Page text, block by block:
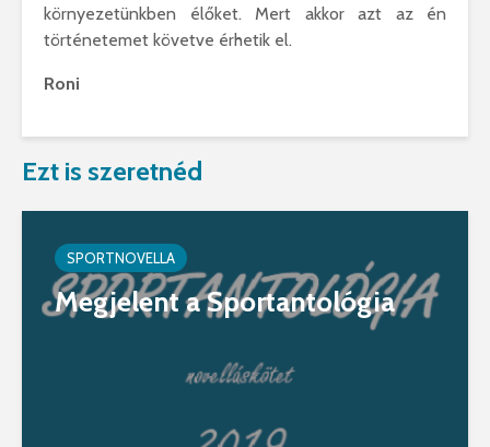
környezetünkben élőket. Mert akkor azt az én
történetemet követve érhetik el.
Roni
Ezt is szeretnéd
SPORTNOVELLA
Megjelent a Sportantológia